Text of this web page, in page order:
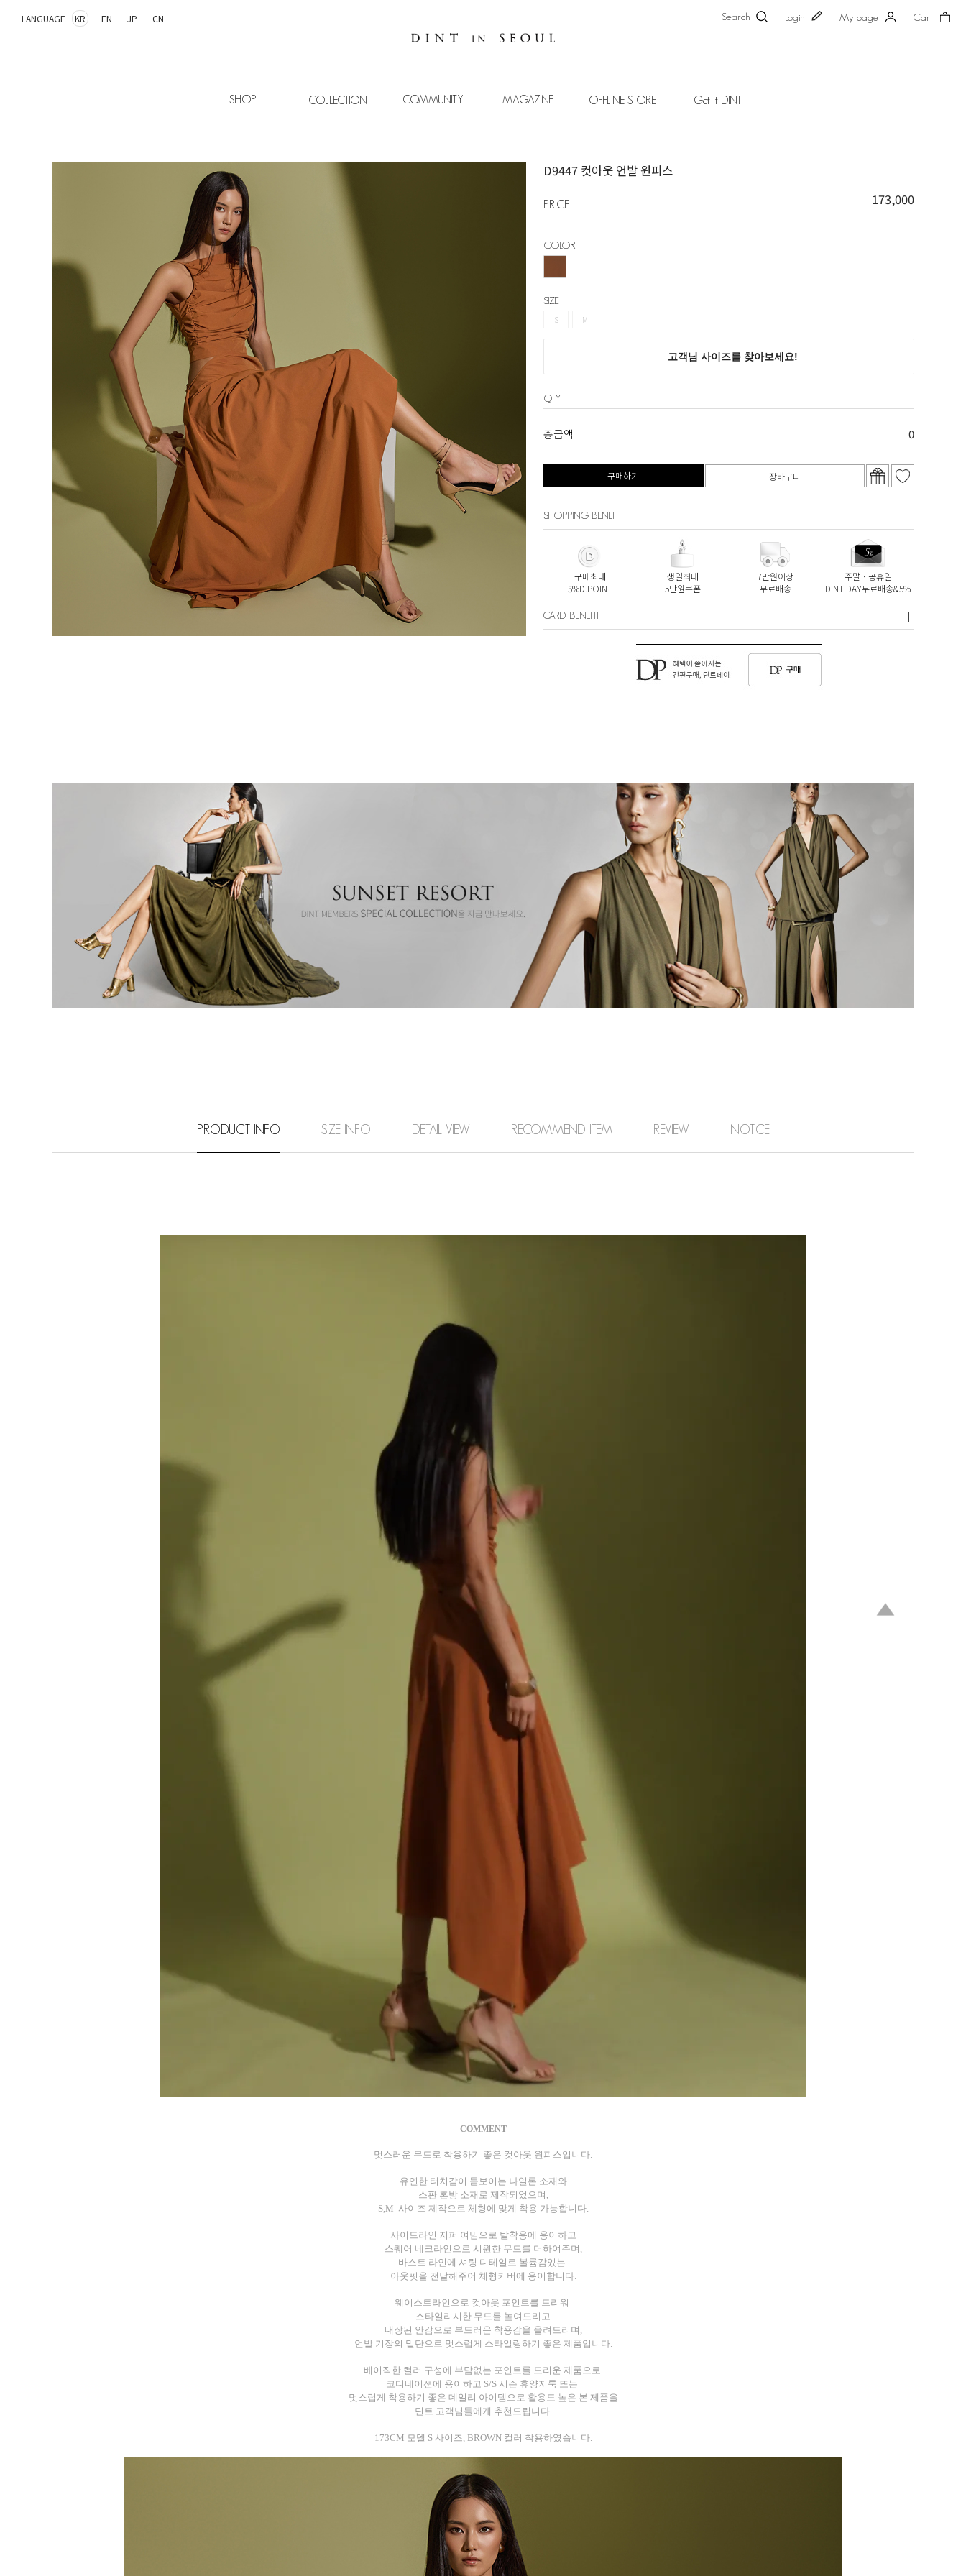
LANGUAGE KR EN JP CN Search Login My page Cart
SHOP COLLECTION COMMUNITY MAGAZINE OFFLINE STORE Get it DINT
D9447 컷아웃 언발 원피스
PRICE 173,000
COLOR
SIZE
S M
QTY
총금액 0
구매하기 장바구니
SHOPPING BENEFIT
구매최대
5%D.POINT
생일최대
5만원쿠폰
7만원이상
무료배송
주말ㆍ공휴일
DINT DAY무료배송&5%
CARD BENEFIT
PRODUCT INFO SIZE INFO DETAIL VIEW RECOMMEND ITEM REVIEW NOTICE
COMMENT
멋스러운 무드로 착용하기 좋은 컷아웃 원피스입니다.
유연한 터치감이 돋보이는 나일론 소재와
스판 혼방 소재로 제작되었으며,
S,M 사이즈 제작으로 체형에 맞게 착용 가능합니다.
사이드라인 지퍼 여밈으로 탈착용에 용이하고
스퀘어 네크라인으로 시원한 무드를 더하여주며,
바스트 라인에 셔링 디테일로 볼륨감있는
아웃핏을 전달해주어 체형커버에 용이합니다.
웨이스트라인으로 컷아웃 포인트를 드리워
스타일리시한 무드를 높여드리고
내장된 안감으로 부드러운 착용감을 올려드리며,
언발 기장의 밑단으로 멋스럽게 스타일링하기 좋은 제품입니다.
베이직한 컬러 구성에 부담없는 포인트를 드리운 제품으로
코디네이션에 용이하고 S/S 시즌 휴양지룩 또는
멋스럽게 착용하기 좋은 데일리 아이템으로 활용도 높은 본 제품을
딘트 고객님들에게 추천드립니다.
173CM 모델 S 사이즈, BROWN 컬러 착용하였습니다.